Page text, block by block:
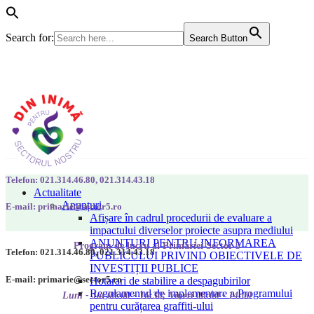
Search for: Search Button
Actualitate
Anunțuri
Afișare în cadrul procedurii de evaluare a
impactului diverselor proiecte asupra mediului
ANUNȚURI PENTRU INFORMAREA
PUBLICULUI PRIVIND OBIECTIVELE DE
INVESTIȚII PUBLICE
Hotarari de stabilire a despagubirilor
Regulamentul de implementare a Programului
pentru curățarea graffiti-ului
Telefon: 021.314.46.80, 021.314.43.18
E-mail: primarie@sector5.ro
Program de lucru al Primăriei Sector 5
Luni - Joi 08:00 - 16:30; Vineri 08:00 - 14:00
Telefon: 021.314.46.80, 021.314.43.18
E-mail: primarie@sector5.ro